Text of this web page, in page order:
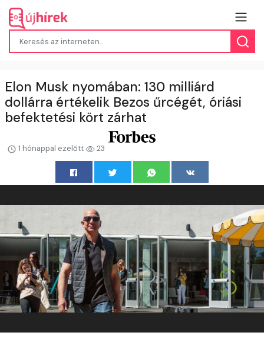
Elon Musk nyomában: 130 milliárd
dollárra értékelik Bezos űrcégét, óriási
befektetési kört zárhat
1 hónappal ezelőtt 23